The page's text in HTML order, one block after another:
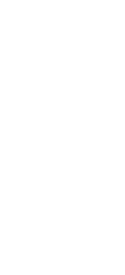
naše očekávání. Děkuji.